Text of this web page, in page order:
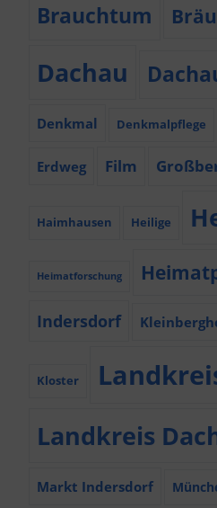
Brauchtum
Dachau
Denkmal Denkmalpflege
Erdweg Film
Haimhausen Heilige
Heimatforschung
Indersdorf
Kloster
Landkreis
Markt Indersdorf